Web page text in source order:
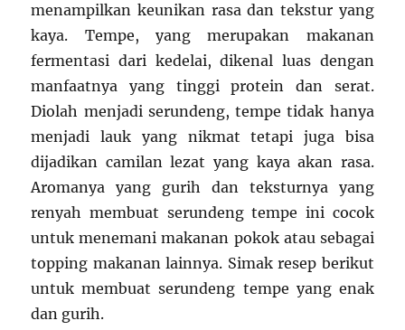
menampilkan keunikan rasa dan tekstur yang
kaya. Tempe, yang merupakan makanan
fermentasi dari kedelai, dikenal luas dengan
manfaatnya yang tinggi protein dan serat.
Diolah menjadi serundeng, tempe tidak hanya
menjadi lauk yang nikmat tetapi juga bisa
dijadikan camilan lezat yang kaya akan rasa.
Aromanya yang gurih dan teksturnya yang
renyah membuat serundeng tempe ini cocok
untuk menemani makanan pokok atau sebagai
topping makanan lainnya. Simak resep berikut
untuk membuat serundeng tempe yang enak
dan gurih.